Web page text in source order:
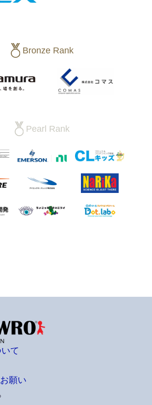
Bronze Rank
Pearl Rank
て
願い